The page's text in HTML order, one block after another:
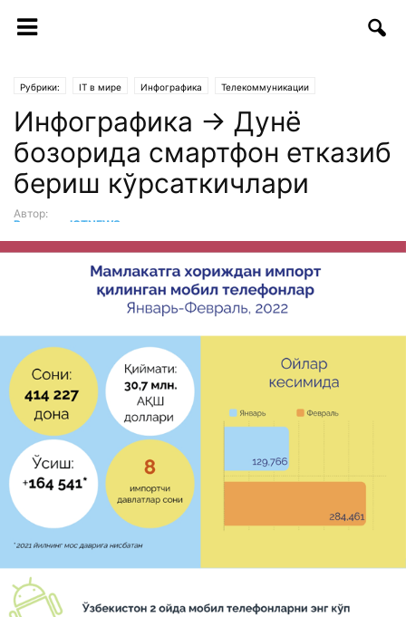
Рубрики: IT в мире Инфографика Телекоммуникации
Инфографика → Дунё
бозорида смартфон етказиб
бериш кўрсаткичлари
Автор:
Редакция ICTNEWS